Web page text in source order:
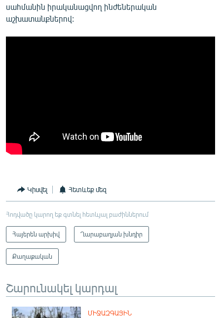
սահմանին իրականացվող ինժեներական
աշխատանքներով:
Կիսվել Հետևեք մեզ
Հոդվածը կարող եք գտնել հետևյալ բաժիններում
Հայերեն արխիվ Ղարաբաղյան խնդիր
Քաղաքական
Շարունակել կարդալ
ՄԻՋԱԶԳԱՅԻՆ